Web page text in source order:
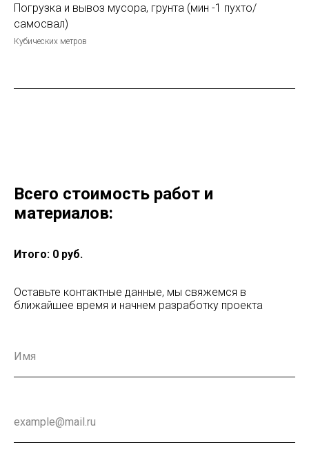
Погрузка и вывоз мусора, грунта (мин -1 пухто/
самосвал)
Кубических метров
Всего стоимость работ и
материалов:
Итого: 0 руб.
Оставьте контактные данные, мы свяжемся в
ближайшее время и начнем разработку проекта